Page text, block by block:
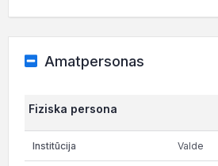
Amatpersonas
Fiziska persona
Valde